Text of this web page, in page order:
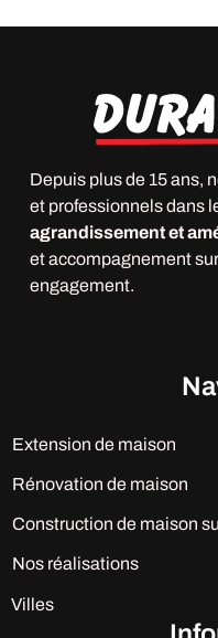
Depuis plus de 15 ans,
et professionnels dans
agrandissement et
et accompagnement
engagement.
Extension de maison
Rénovation de maison
Construction de maison
Nos réalisations
Villes